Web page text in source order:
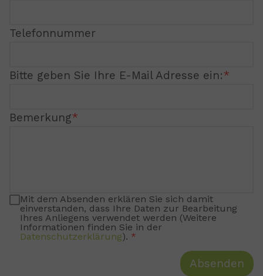
Telefonnummer
Bitte geben Sie Ihre E-Mail Adresse ein:
Bemerkung
Mit dem Absenden erklären Sie sich damit
einverstanden, dass Ihre Daten zur Bearbeitung
Ihres Anliegens verwendet werden (Weitere
Informationen finden Sie in der
Datenschutzerklärung).
Absenden